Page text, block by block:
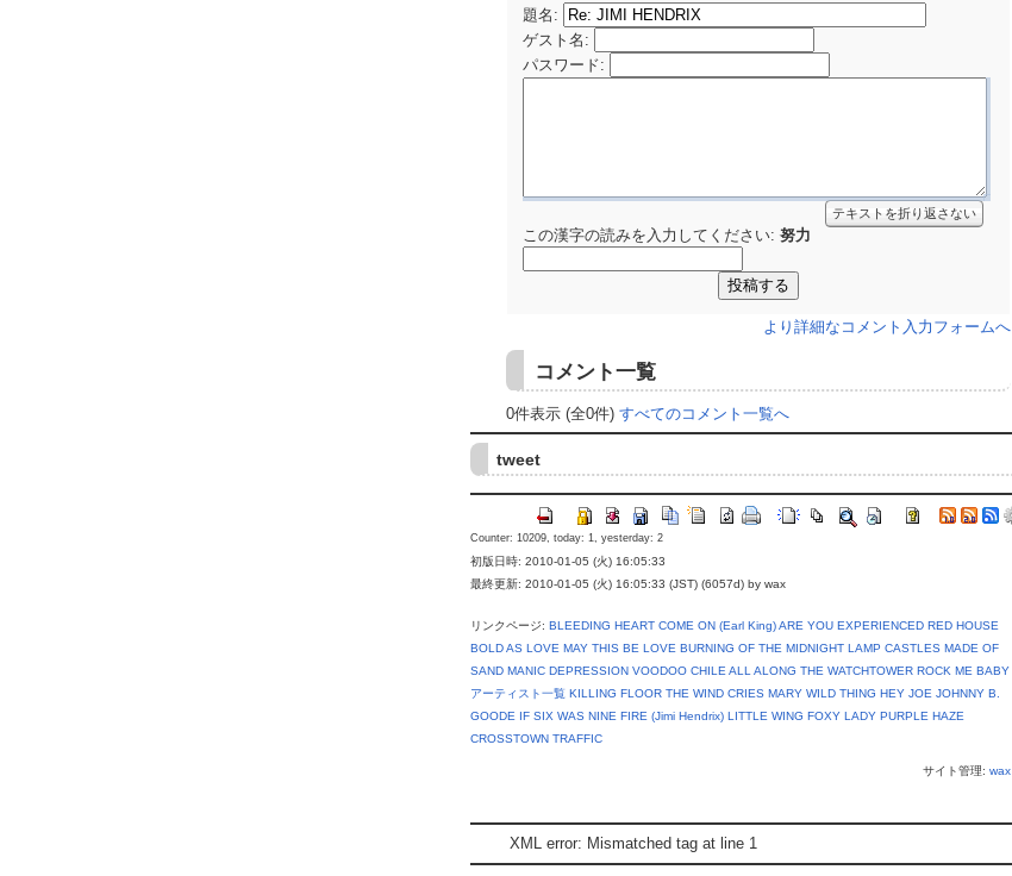
題名:
ゲスト名 :
パスワード:
テキストを折り返さない
この漢字の読みを入力してください: 努力
より詳細なコメント入力フォームへ
コメント一覧
0件表示 (全0件) すべてのコメント一覧へ
tweet
Counter: 10209, today: 1, yesterday: 2
初版日時: 2010-01-05 (火) 16:05:33
最終更新: 2010-01-05 (火) 16:05:33 (JST) (6057d) by wax
リンクページ: BLEEDING HEART COME ON (Earl King)ARE YOU EXPERIENCED RED HOUSE
BOLD AS LOVE MAY THIS BE LOVE BURNING OF THE MIDNIGHT LAMP CASTLES MADE OF
SAND MANIC DEPRESSION VOODOO CHILEALL ALONG THE WATCHTOWER ROCK ME BABY
アーティスト一覧 KILLING FLOOR THE WIND CRIES MARY WILD THING HEY JOE JOHNNY B.
GOODE
IF SIX WAS NINE FIRE (Jimi Hendrix) LITTLE WING FOXY LADY PURPLE HAZE
CROSSTOWN TRAFFIC
サイト管理: wax
XML error: Mismatched tag at line 1